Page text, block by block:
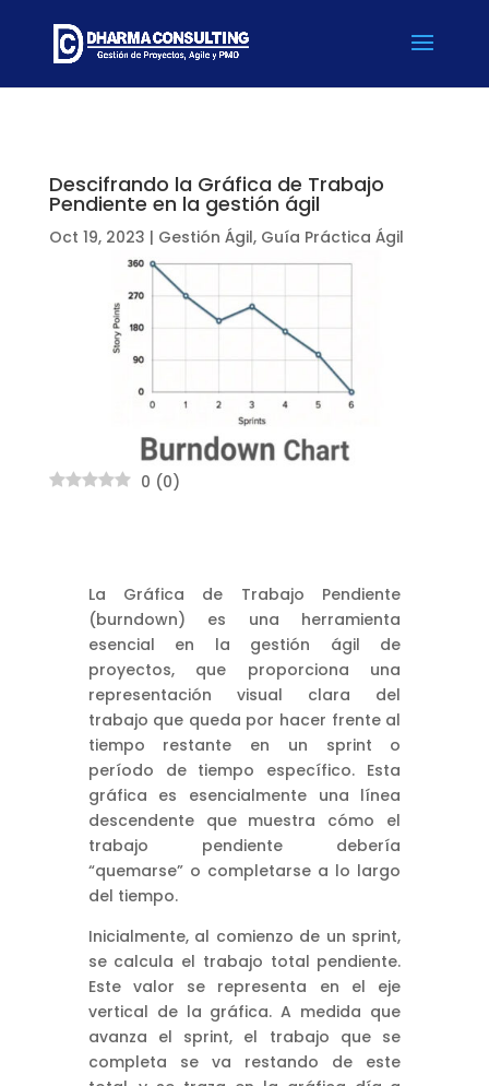
Descifrando la Gráfica de Trabajo
Pendiente en la gestión ágil
Oct 19, 2023 | Gestión Ágil, Guía Práctica Ágil
0 (0)
La Gráfica de Trabajo Pendiente
(burndown) es una herramienta
esencial en la gestión ágil de
proyectos, que proporciona una
representación visual clara del
trabajo que queda por hacer frente al
tiempo restante en un sprint o
período de tiempo específico. Esta
gráfica es esencialmente una línea
descendente que muestra cómo el
trabajo pendiente debería
“quemarse” o completarse a lo largo
del tiempo.
Inicialmente, al comienzo de un sprint,
se calcula el trabajo total pendiente.
Este valor se representa en el eje
vertical de la gráfica. A medida que
avanza el sprint, el trabajo que se
completa se va restando de este